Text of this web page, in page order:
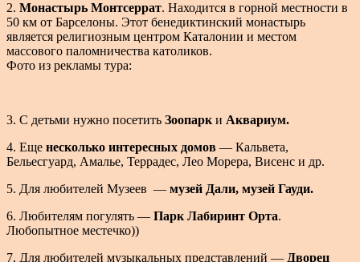
2. Монастырь Монтсеррат. Находится в горной местности в
50 км от Барселоны. Этот бенедиктинский монастырь
является религиозным центром Каталонии и местом
массового паломничества католиков.
Фото из рекламы тура:
3. С детьми нужно посетить Зоопарк и Аквариум.
4. Еще несколько интересных домов — Кальвета,
Бельесгуард, Амалье, Террадес, Лео Морера, Висенс и др.
5. Для любителей Музеев — музей Дали, музей Гауди.
6. Любителям погулять — Парк Лабиринт Орта.
Любопытное местечко))
7. Для любителей музыкальных представлений — Дворец